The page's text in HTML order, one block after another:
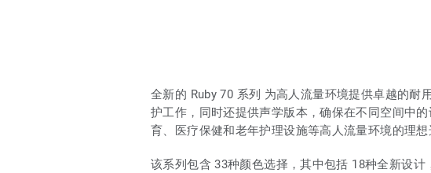
全新的 Ruby 70 系列 为高人流量环境提供卓越的耐
护工作，同时还提供声学版本，确保在不同空间中
育、医疗保健和老年护理设施等高人流量环境的理想
该系列包含 33种颜色选择，其中包括 18种全新设